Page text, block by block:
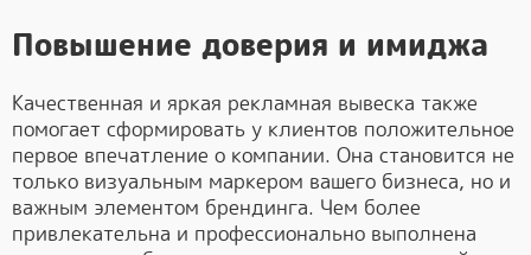
Повышение доверия и имиджа
Качественная и яркая рекламная вывеска также
помогает сформировать у клиентов положительное
первое впечатление о компании. Она становится не
только визуальным маркером вашего бизнеса, но и
важным элементом брендинга. Чем более
привлекательна и профессионально выполнена